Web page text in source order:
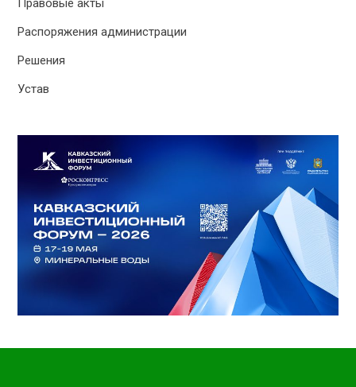
Правовые акты
Распоряжения администрации
Решения
Устав